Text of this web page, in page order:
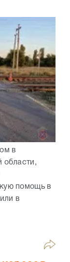
в
области,
помощь в
в